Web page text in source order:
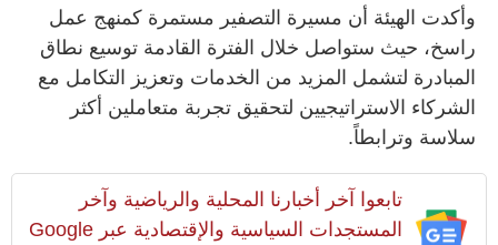
وأكدت الهيئة أن مسيرة التصفير مستمرة كمنهج عمل
راسخ، حيث ستواصل خلال الفترة القادمة توسيع نطاق
المبادرة لتشمل المزيد من الخدمات وتعزيز التكامل مع
الشركاء الاستراتيجيين لتحقيق تجربة متعاملين أكثر
سلاسة وترابطاً.
تابعوا آخر أخبارنا المحلية والرياضية وآخر
المستجدات السياسية والإقتصادية عبر Google